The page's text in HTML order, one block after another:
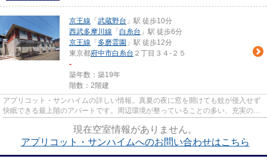
京王線 「 武蔵野台 」駅 徒歩10分
西武多摩川線 「 白糸台 」駅 徒歩6分
京王線 「 多磨霊園 」駅 徒歩12分
東京都府中市白糸台 ２丁目３４-２５
-
築年数：築19年
階数：2階建
アプリコット・サンハイムの詳しい情報。真夏の夜に窓を開けても蚊が侵入せず
快眠できる最上階のアパートです。周辺環境が整っていることの多い、充実のア
現在空室情報がありません。
アプリコット・サンハイムへのお問い合わせはこちら